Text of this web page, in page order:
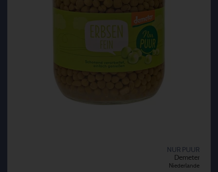
NUR PUUR
Demeter
Niederlande